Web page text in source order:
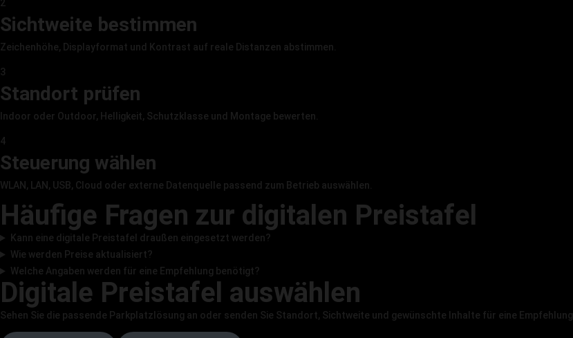
2
Sichtweite bestimmen
Zeichenhöhe, Displayformat und Kontrast auf reale Distanzen abstimmen.
3
Standort prüfen
Indoor oder Outdoor, Helligkeit, Schutzklasse und Montage bewerten.
4
Steuerung wählen
WLAN, LAN, USB, Cloud oder externe Datenquelle passend zum Betrieb auswählen.
Häufige Fragen zur digitalen Preistafel
Kann eine digitale Preistafel draußen eingesetzt werden?
Wie werden Preise aktualisiert?
Welche Angaben werden für eine Empfehlung benötigt?
Digitale Preistafel auswählen
Sehen Sie die passende Parkplatzlösung an oder senden Sie Standort, Sichtweite und gewünschte Inhalte für eine Empfehlung.